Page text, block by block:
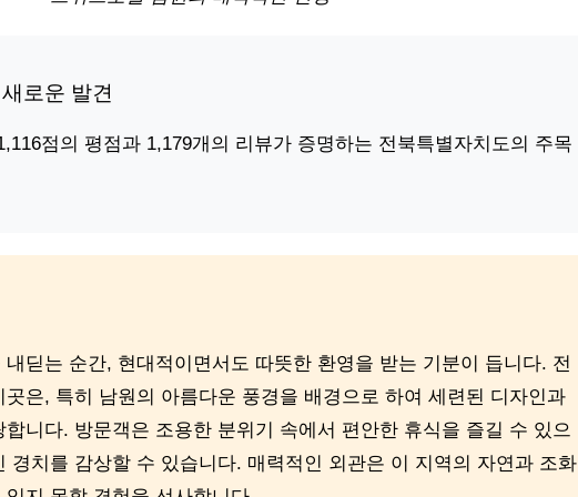
로운 발견
점의 평점과 1,179개의 리뷰가 증명하는 전북특별자치도의 주목
딛는 순간, 현대적이면서도 따뜻한 환영을 받는 기분이 듭니다. 전
은, 특히 남원의 아름다운 풍경을 배경으로 하여 세련된 디자인과
니다. 방문객은 조용한 분위기 속에서 편안한 휴식을 즐길 수 있으
경치를 감상할 수 있습니다. 매력적인 외관은 이 지역의 자연과 조화